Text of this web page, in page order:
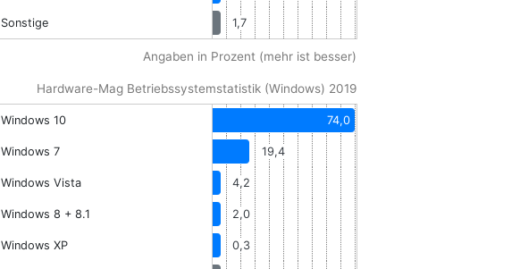
Sonstige 1,7
Angaben in Prozent (mehr ist besser)
Hardware-Mag Betriebssystemstatistik (Windows) 2019
Windows 10 74,0
Windows 7 19,4
Windows Vista 4,2
Windows 8 + 8.1 2,0
Windows XP 0,3